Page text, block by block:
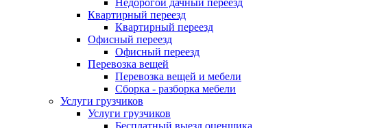
Недорогой дачный переезд
Квартирный переезд
Квартирный переезд
Офисный переезд
Офисный переезд
Перевозка вещей
Перевозка вещей и мебели
Сборка - разборка мебели
Услуги грузчиков
Услуги грузчиков
Бесплатный выезд оценщика